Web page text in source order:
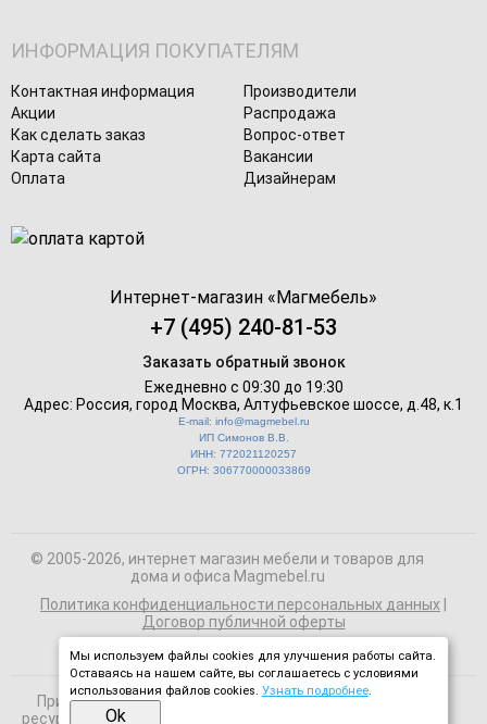
ИНФОРМАЦИЯ ПОКУПАТЕЛЯМ
Контактная информация
Производители
Акции
Распродажа
Как сделать заказ
Вопрос-ответ
Карта сайта
Вакансии
Оплата
Дизайнерам
Интернет-магазин «Магмебель»
+7 (495) 240-81-53
Заказать обратный звонок
Ежедневно с 09:30 до 19:30
Адрес: Россия, город Москва, Алтуфьевское шоссе, д.48, к.1
E-mail: info@magmebel.ru
ИП Симонов В.В.
ИНН: 772021120257
ОГРН: 306770000033869
© 2005-2026, интернет магазин мебели и товаров для
дома и офиса Magmebel.ru
Политика конфиденциальности персональных данных
Договор публичной оферты
При использовании материалов сайта на сторонних
ресурсах активная ссылка на magmebel.ru обязательна.
Мы используем файлы cookies для улучшения работы сайта.
Оставаясь на нашем сайте, вы соглашаетесь с условиями
использования файлов cookies. Узнать подробнее.
Ok